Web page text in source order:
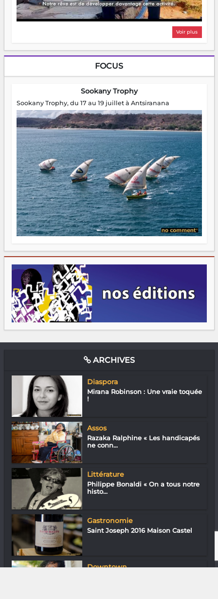
Voir plus
FOCUS
Sookany Trophy
Sookany Trophy, du 17 au 19 juillet à Antsiranana
ARCHIVES
Diaspora
Mirana Robinson : Une vraie toquée
!
Assos
Razaka Ralphine « Les handicapés
ne conn...
Littérature
Philippe Bonaldi « On a tous notre
histo...
Gastronomie
Saint Joseph 2016 Maison Castel
Downtown